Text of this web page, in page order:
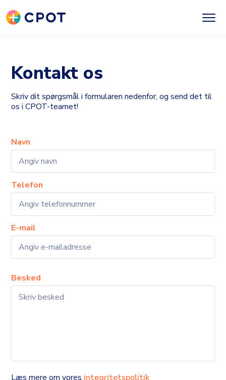
Kontakt os
Skriv dit spørgsmål i formularen nedenfor, og send det til
os i CPOT-teamet!
Navn
Telefon
E-mail
Besked
Læs mere om vores integritetspolitik